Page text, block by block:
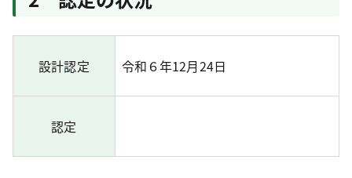
設計認定 令和６年12月24日
認定